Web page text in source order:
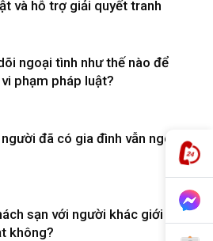
và hỗ trợ giải quyết tranh
ngoại tình như thế nào để
phạm pháp luật?
đã có gia đình vẫn ngoại
sạn với người khác giới có bị
không?